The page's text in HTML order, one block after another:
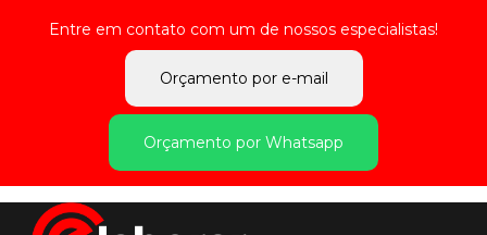
Entre em contato com um de nossos especialistas!
Orçamento por e-mail
Orçamento por Whatsapp